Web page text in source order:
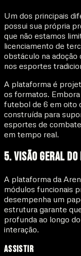
Um dos principais
possui sua própria
que não estamos
licenciamento de
obstáculo na
nos esportes
A plataforma é
os formatos.
futebol de 6 em oito
construída para
esportes de
em tempo real.
5. Visão Geral
A plataforma da
módulos funcionais
desempenha um
estrutura garante
profunda ao longo
interação.
Assistir